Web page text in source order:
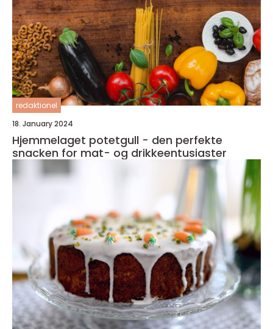
redaktionel
18. January 2024
Hjemmelaget potetgull - den perfekte
snacken for mat- og drikkeentusiaster